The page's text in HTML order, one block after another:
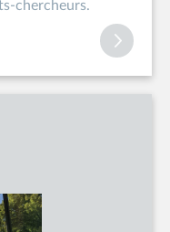
chercheurs.